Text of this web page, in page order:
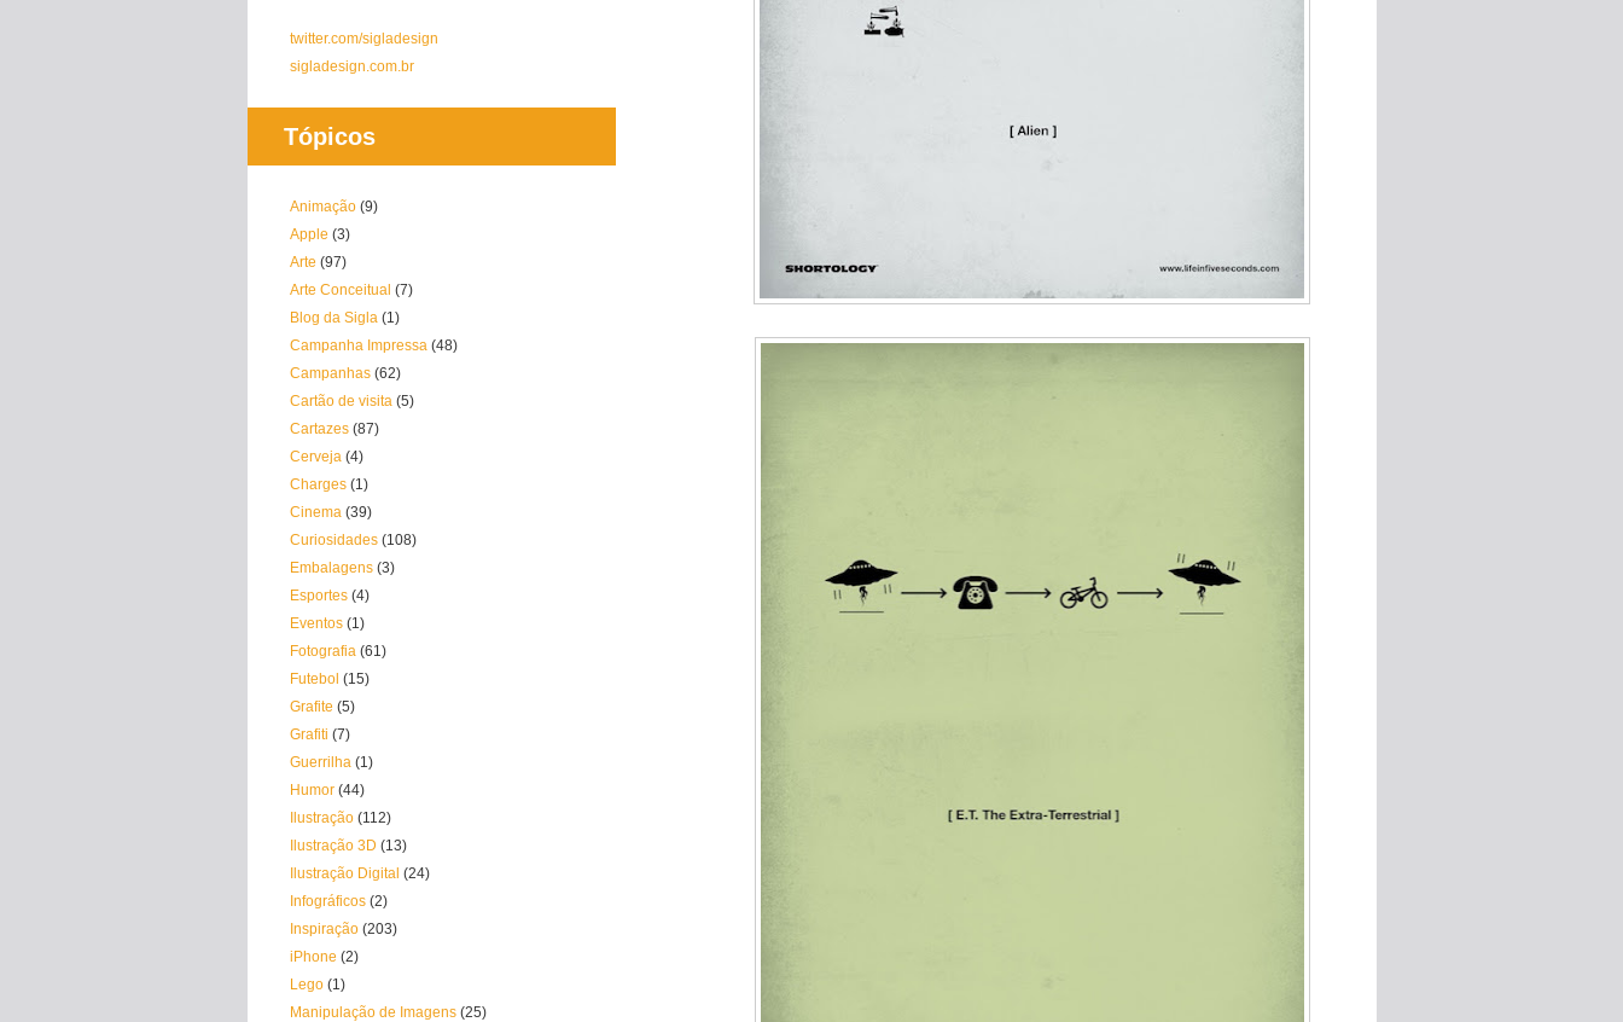
twitter.com/sigladesign
sigladesign.com.br
Tópicos
Animação (9)
Apple (3)
Arte (97)
Arte Conceitual (7)
Blog da Sigla (1)
Campanha Impressa (48)
Campanhas (62)
Cartão de visita (5)
Cartazes (87)
Cerveja (4)
Charges (1)
Cinema (39)
Curiosidades (108)
Embalagens (3)
Esportes (4)
Eventos (1)
Fotografia (61)
Futebol (15)
Grafite (5)
Grafiti (7)
Guerrilha (1)
Humor (44)
Ilustração (112)
Ilustração 3D (13)
Ilustração Digital (24)
Infográficos (2)
Inspiração (203)
iPhone (2)
Lego (1)
Manipulação de Imagens (25)